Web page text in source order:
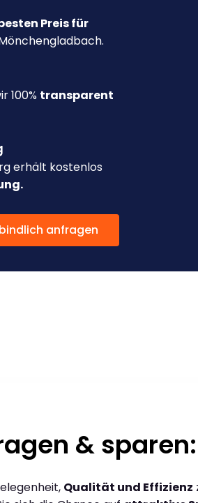
Preis für
100% transparent
erhält kostenlos
anfragen
& sparen:
Qualität und Effizienz